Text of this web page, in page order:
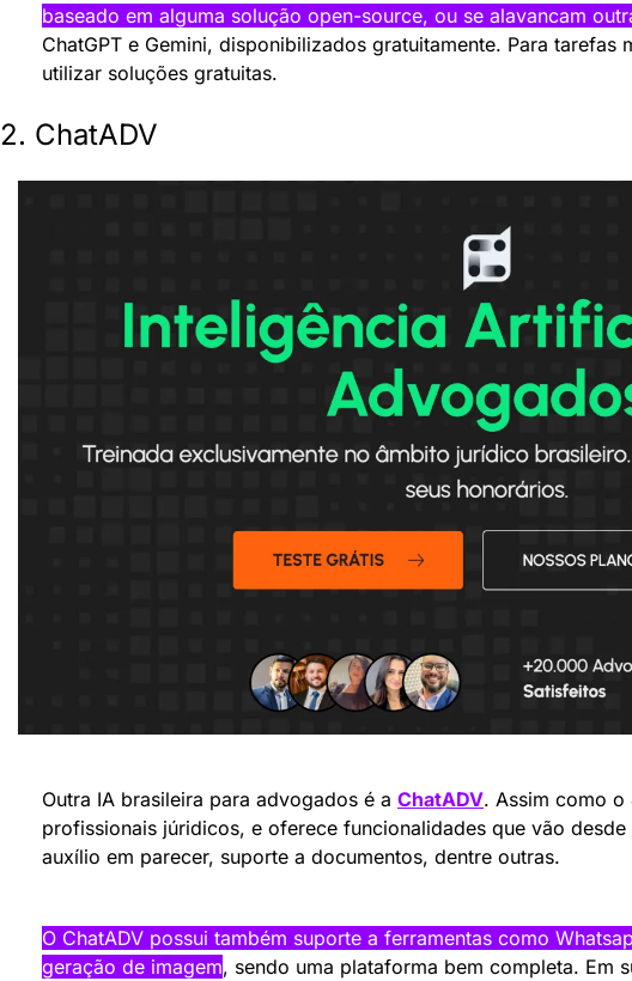
baseado em alguma solução open-source, ou se alavancam
ChatGPT e Gemini, disponibilizados gratuitamente. Para tarefas
utilizar soluções gratuitas.
2. ChatADV
Outra IA brasileira para advogados é a ChatADV. Assim como
profissionais júridicos, e oferece funcionalidades que vão
auxílio em parecer, suporte a documentos, dentre outras.
O ChatADV possui também suporte a ferramentas como
geração de imagem, sendo uma plataforma bem completa. Em